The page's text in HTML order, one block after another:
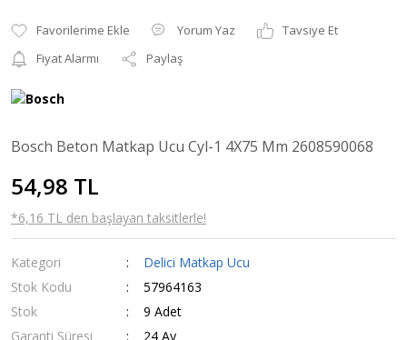
Yorum Yaz
Tavsiye Et
Fiyat Alarmı
Paylaş
Bosch Beton Matkap Ucu Cyl-1 4X75 Mm 2608590068
54,98 TL
*6,16 TL den başlayan taksitlerle!
Kategori
Delici Matkap Ucu
Stok Kodu
57964163
Stok
9 Adet
Garanti Süresi
24 Ay